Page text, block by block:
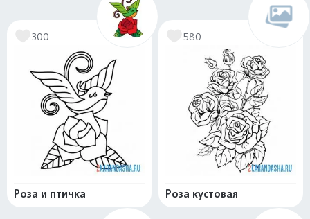
300
Роза и птичка
580
Роза кустовая